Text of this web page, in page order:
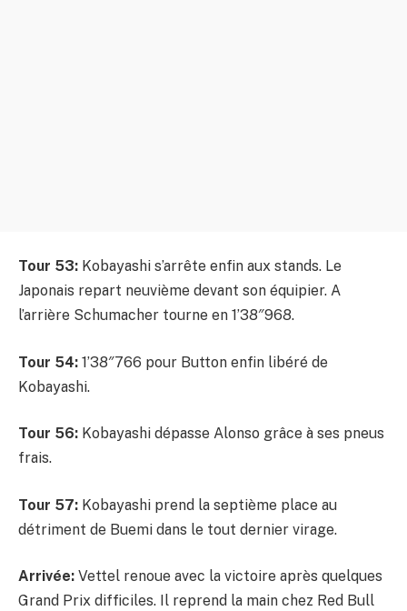
Tour 53: Kobayashi s’arrête enfin aux stands. Le
Japonais repart neuvième devant son équipier. A
l’arrière Schumacher tourne en 1’38″968.
Tour 54: 1’38″766 pour Button enfin libéré de
Kobayashi.
Tour 56: Kobayashi dépasse Alonso grâce à ses pneus
frais.
Tour 57: Kobayashi prend la septième place au
détriment de Buemi dans le tout dernier virage.
Arrivée: Vettel renoue avec la victoire après quelques
Grand Prix difficiles. Il reprend la main chez Red Bull